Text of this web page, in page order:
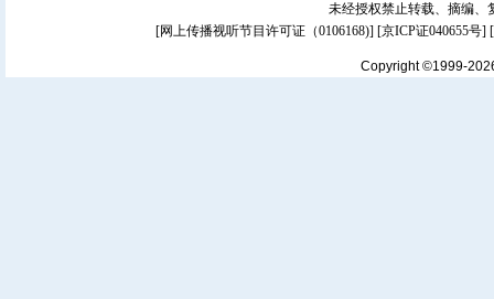
未经授权禁止转载、摘编、
[网上传播视听节目许可证（0106168)] [京ICP证040655号]
Copyright ©1999-